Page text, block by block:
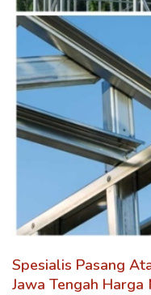
Spesialis Pasang
Jawa Tengah Harga